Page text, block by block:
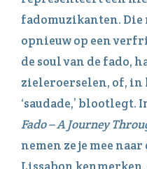
fadomuzikanten.
opnieuw op een
de soul van de fado,
zieleroerselen, of, in
‘saudade,’
Fado – A Journey
nemen ze je mee